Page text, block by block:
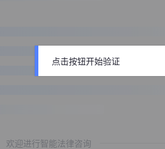
欢迎进行智能法律咨询
点击按钮开始验证